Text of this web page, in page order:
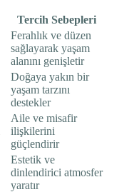
Tercih Sebepleri
Ferahlık ve düzen
sağlayarak yaşam
alanını genişletir
Doğaya yakın bir
yaşam tarzını
destekler
Aile ve misafir
ilişkilerini
güçlendirir
Estetik ve
dinlendirici atmosfer
yaratır